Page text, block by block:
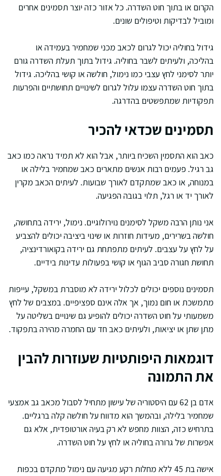
הקרום או בתוך חוט השדרה. כל אזור כזה יוצר תסמינים אחרים
ומוביל לבדיקות וטיפולים שונים.
גידול בחוליה יכול לגרום לכאב מכני שמחמיר בעמידה או
בהליכה, ולעיתים לשבר בחוליה. גידול בתוך תעלת השדרה גורם
יותר לסימני לחץ עצבי כמו נימול, חולשה או קושי בהליכה. גידול
בתוך חוט השדרה עצמו עלול לגרום לשינויים תחושתיים והפרעות
תפקודיות שמתפשטים בהדרגה.
תסמינים שכדאי להכיר
כאב הוא התסמין השכיח ביותר, אבל הוא לא תמיד נראה כמו כאב
גב רגיל. פעמים רבות אנשים מתארים כאב שמחמיר בלילה או
במנוחה, או כאב שמתקדם לאורך שבועות. לעיתים הכאב מקרין
לאורך יד או רגל, תלוי בגובה הפגיעה.
אני נותן הרבה משקל לסימנים נוירולוגיים. נימול, ירידה בתחושה,
חולשה בשרירים, מעידות חוזרות או שינוי ביציבה יכולים להצביע
על לחץ על עצבים. לעיתים מתפתחת גם ירידה בקואורדינציה,
תחושת חגורה סביב הגוף או קושי בפעולות עדינות בידיים.
תסמינים נוספים יכולים לכלול ירידה לא מוסברת במשקל, עייפות
מתמשכת או חום נמוך, אך אלה אינם ספציפיים. במצבים של לחץ
משמעותי על חוט השדרה יכולים להופיע גם שינויים בשליטה על
מתן שתן או יציאות, ולעיתים כאב חד עם החמרה מהירה בתפקוד.
דוגמאות היפותטיות שעוזרות להבין
את התמונה
אדם בן 62 עם היסטוריה של עישון מתחיל לסבול מכאב גב אמצעי
שמחמיר בלילה, ובהמשך הוא מדווח על חולשה קלה ברגליים.
בתרחיש כזה, הצוות מחפש לא רק בעיה אורטופדית, אלא גם
אפשרות של גרורה בחוליה או לחץ על חוט השדרה.
אישה בת 45 ללא מחלות רקע מגיעה עם נימול מתקדם בכפות